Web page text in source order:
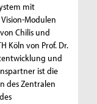
mit
Modulen
Chilis und
Köln von Prof. Dr.
und
ist die
des Zentralen